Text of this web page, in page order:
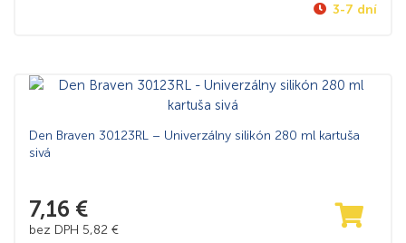
3-7 dní
Den Braven 30123RL – Univerzálny silikón 280 ml kartuša
sivá
7,16 €
bez DPH 5,82 €